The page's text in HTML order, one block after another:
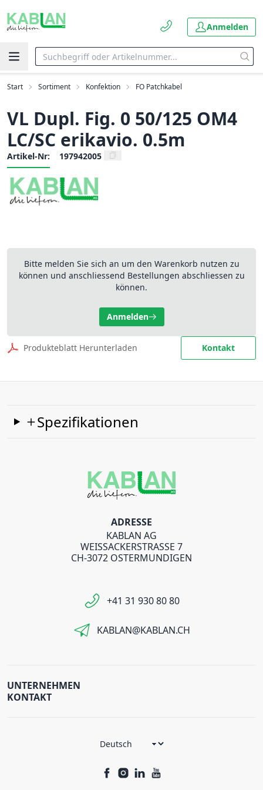
Anmelden
Start Sortiment Konfektion FO Patchkabel
VL Dupl. Fig. 0 50/125 OM4
LC/SC erikavio. 0.5m
Artikel-Nr: 197942005
Bitte melden Sie sich an um den Warenkorb nutzen zu
können und anschliessend Bestellungen abschliessen zu
können.
Anmelden
Produkteblatt Herunterladen Kontakt
Spezifikationen
ADRESSE
KABLAN AG
WEISSACKERSTRASSE 7
CH-3072 OSTERMUNDIGEN
+41 31 930 80 80
KABLAN@KABLAN.CH
UNTERNEHMEN
KONTAKT